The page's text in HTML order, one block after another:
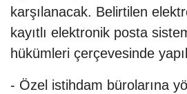
karşılanacak. Belirtilen
kayıtlı elektronik posta
hükümleri çerçevesinde
- Özel istihdam bürolarına